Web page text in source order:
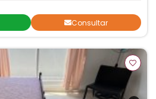
Consultar